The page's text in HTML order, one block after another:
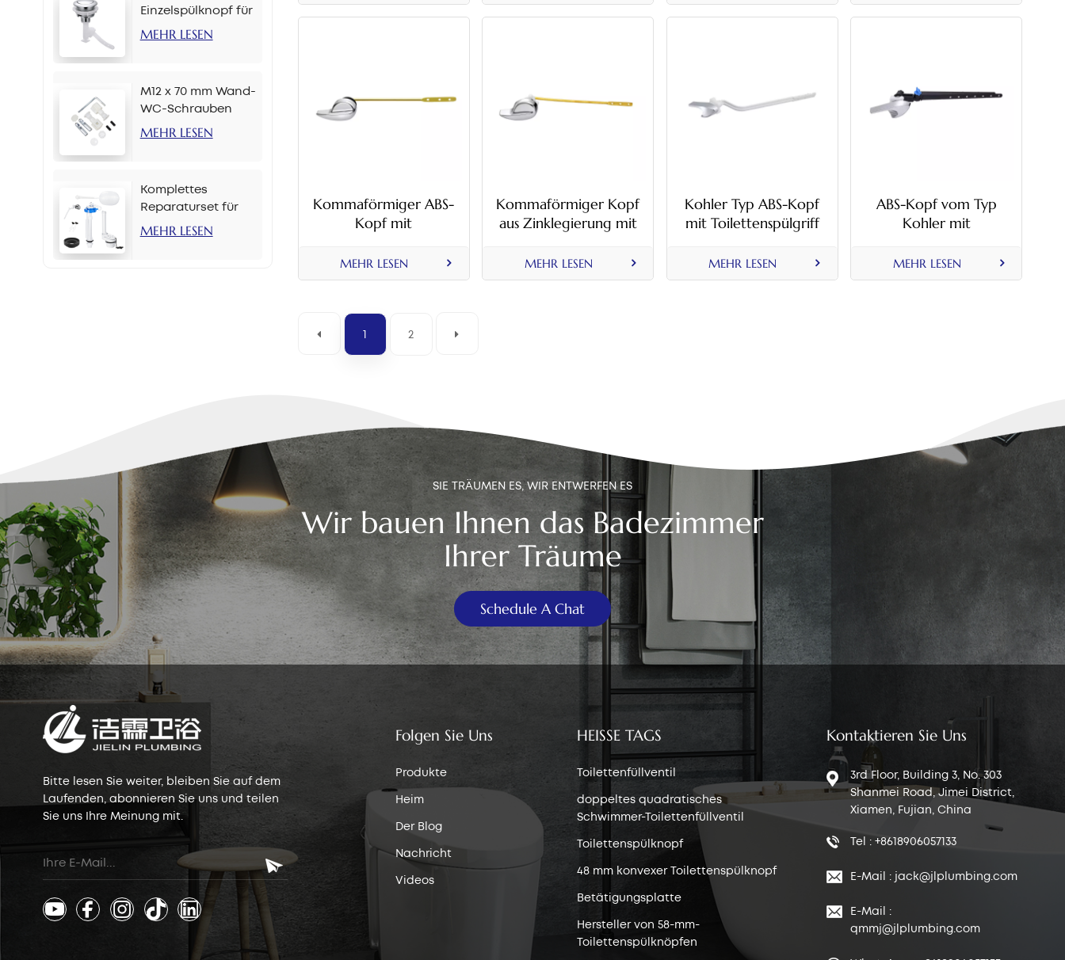
Einzelspülknopf für
Kette
MEHR LESEN
M12 x 70 mm Wand-
WC-Schrauben
MEHR LESEN
Komplettes
Reparaturset für
Toilettenspülkästen,
MEHR LESEN
Kommaförmiger ABS-
Kopf mit
Metall
MEHR LESEN
Kommaförmiger Kopf
aus Zinklegierung mit
Metallstange
MEHR LESEN
Kohler Typ ABS-Kopf
mit Toilettenspülgriff
MEHR LESEN
ABS-Kopf vom Typ
Kohler mit
Toilettenspülgriff aus
Kunststoff
MEHR LESEN
2
SIE TRÄUMEN ES, WIR ENTWERFEN ES
Wir bauen Ihnen das Badezimmer
Ihrer Träume
Schedule A Chat
Bitte lesen Sie weiter, bleiben Sie auf dem
Laufenden, abonnieren Sie uns und teilen
Sie uns Ihre Meinung mit.
Folgen Sie Uns
Produkte
Heim
Der Blog
Nachricht
Videos
HEISSE TAGS
Toilettenfüllventil
doppeltes quadratisches
Schwimmer-Toilettenfüllventil
Toilettenspülknopf
48 mm konvexer Toilettenspülknopf
Betätigungsplatte
Hersteller von 58-mm-
Toilettenspülknöpfen
Kontaktieren Sie Uns
3rd Floor, Building 3, No. 303
Shanmei Road, Jimei District,
Xiamen, Fujian, China
Tel : +8618906057133
E-Mail : jack@jlplumbing.com
E-Mail :
qmmj@jlplumbing.com